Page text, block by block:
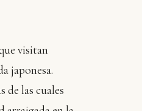
visitan
japonesa.
de las cuales